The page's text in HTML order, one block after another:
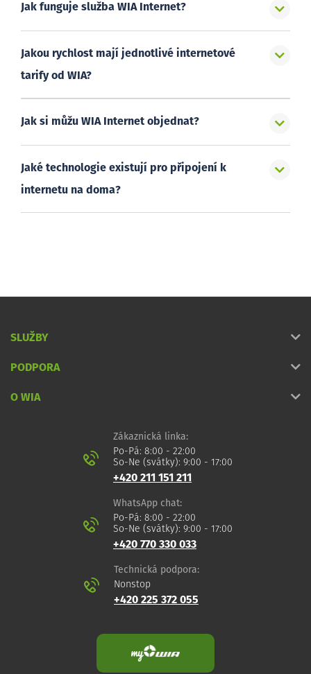
Jak funguje služba WIA Internet?
Jakou rychlost mají jednotlivé internetové
tarify od WIA?
Jak si můžu WIA Internet objednat?
Jaké technologie existují pro připojení k
internetu na doma?
SLUŽBY
PODPORA
O WIA
Zákaznická linka:
Po-Pá: 8:00 - 22:00
So-Ne (svátky): 9:00 - 17:00
+420 211 151 211
WhatsApp chat:
Po-Pá: 8:00 - 22:00
So-Ne (svátky): 9:00 - 17:00
+420 770 330 033
Technická podpora:
Nonstop
+420 225 372 055